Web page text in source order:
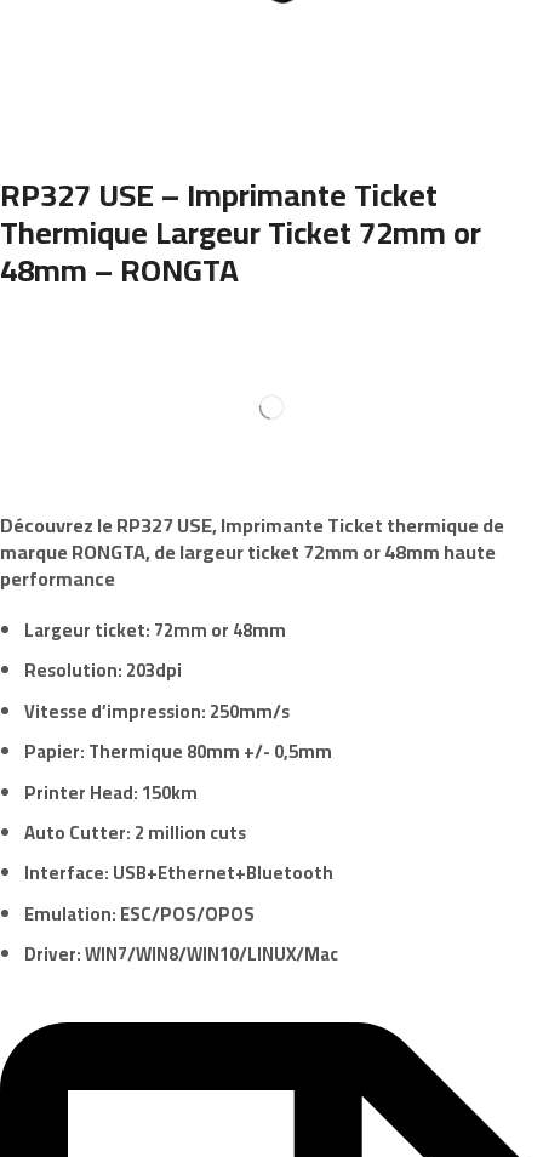
RP327 USE – Imprimante Ticket
Thermique Largeur Ticket 72mm or
48mm – RONGTA
Découvrez leRP327 USE, Imprimante Ticket thermique de
marqueRONGTA,de largeur ticket72mm or 48mmhaute
performance
Largeur ticket:72mm or 48mm
Resolution: 203dpi
Vitesse d’impression: 250mm/s
Papier: Thermique 80mm +/- 0,5mm
Printer Head: 150km
Auto Cutter: 2 million cuts
Interface: USB+Ethernet+Bluetooth
Emulation: ESC/POS/OPOS
Driver: WIN7/WIN8/WIN10/LINUX/Mac